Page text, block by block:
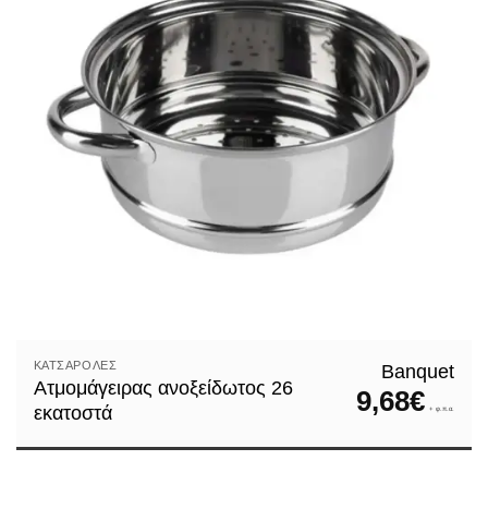
ΚΑΤΣΑΡΌΛΕΣ
Ατμομάγειρας ανοξείδωτος 26
εκατοστά
Banquet
9,68€ + φ.π.α.